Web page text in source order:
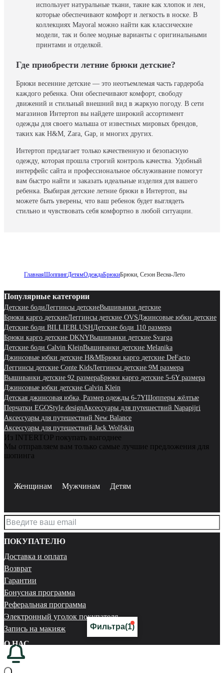
использует натуральные ткани, такие как хлопок и лен,
которые обеспечивают комфорт и легкость в носке. В
коллекциях Mayoral можно найти как классические
модели, так и более модные варианты с оригинальными
принтами и отделкой.
Где приобрести летние брюки детские?
Брюки весенние детские — это неотъемлемая часть гардероба
каждого ребенка. Они обеспечивают комфорт, свободу
движений и стильный внешний вид в жаркую погоду. В сети
магазинов Интертоп вы найдете широкий ассортимент
одежды для своего малыша от известных мировых брендов,
таких как H&M, Zara, Gap, и многих других.
Интертоп предлагает только качественную и безопасную
одежду, которая прошла строгий контроль качества. Удобный
интерфейс сайта и профессиональное обслуживание помогут
вам быстро найти и заказать идеальные изделия для вашего
ребенка. Выбирая детские летние брюки в Интертоп, вы
можете быть уверены, что ваш ребенок будет выглядеть
стильно и чувствовать себя комфортно в любой ситуации.
ГлавнаяШоппингДетямОдеждаБрюкиБрюки, Сезон Весна-Лето
Популярные категории
Детские бодиЛеггинсы детскиеВышиванки детские
Брюки карго детскиеЛеггинсы детские OVSДжинсовые юбки детские
Детские боди BILLIEBLUSHДетские боди 110 размера
Брюки карго детские DKNYВышиванки детские Svarga
Детские боди Calvin KleinВышиванки детские Melanika
Джинсовые юбки детские H&MБрюки карго детские DeFacto
Леггинсы детские Conte KidsЛеггинсы детские 9M размера
Вышиванки детские 92 размераБрюки карго детские 5-6Y размера
Джинсовые юбки детские Calvin Klein
Детская джинсовая юбка, Размер одежды 6-7YШопперы жёлтые
Перчатки EGOStyle.designАксессуары для путешествий Napapijri
Аксессуары для путешествий New Balance
Аксессуары для путешествий Jack Wolfskin
Фильтра(1)
Из INTERTOP покупать выгоднее
Мы отправляем вам только самые лучшие предложения для
шопинга
Женщинам Мужчинам Детям
ПОКУПАТЕЛЮ
Доставка и оплата
Возврат
Гарантии
Бонусная программа
Реферальная программа
Электронный уголок покупателя
Запись на макияж
О НАС
Магазины
Карьера